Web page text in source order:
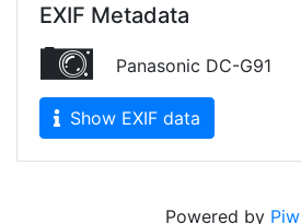
EXIF Metadata
Panasonic DC-G91
Show EXIF data
Powered by